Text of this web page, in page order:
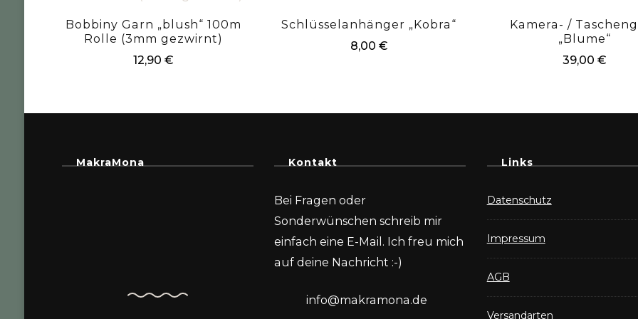
Bobbiny Garn „blush“ 100m
Rolle (3mm gezwirnt)
12,90€
Schlüsselanhänger „Kobra“
8,00 €
Kamera- /
„Blume“
39,00 €
MakraMona Kontakt
Bei Fragen oder
Sonderwünschen schreib mir
einfach eine E-Mail. Ich freu mich
auf deine Nachricht :-)
info@makramona.de
Links
Datenschutz
Impressum
AGB
Versandarten